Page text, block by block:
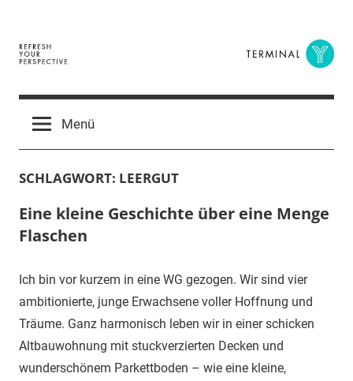
springen
Terminal
Y
Digital
BusinessMenü
SCHLAGWORT: LEERGUT
Eine kleine Geschichte über eine Menge
Flaschen
Ich bin vor kurzem in eine WG gezogen. Wir sind vier
ambitionierte, junge Erwachsene voller Hoffnung und
Träume. Ganz harmonisch leben wir in einer schicken
Altbauwohnung mit stuckverzierten Decken und
wunderschönem Parkettboden – wie eine kleine,